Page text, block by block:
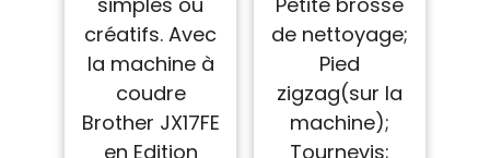
créatifs. Avec
la machine à
coudre
Brother JX17FE
en Edition
de nettoyage;
Pied
zigzag(sur la
machine);
Tournevis;